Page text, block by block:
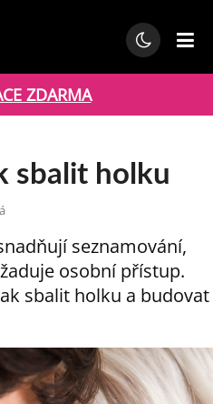
ZDARMA
sbalit holku
seznamování,
osobní přístup.
sbalit holku a budovat